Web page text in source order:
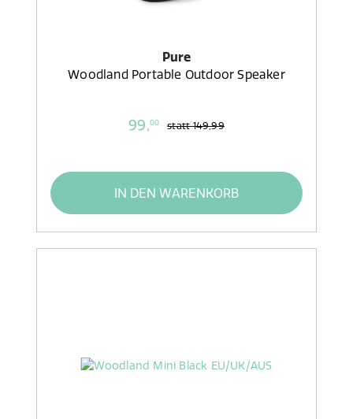
Pure
Woodland Portable Outdoor Speaker
99,00 statt149,99
IN DEN WARENKORB